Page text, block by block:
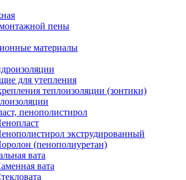
пены
материалы
для утепления
теплоизоляции (зонтики)
пенополистирол
экструдированный
(пенополиуретан)
вата
вата